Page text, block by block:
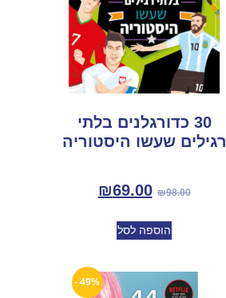
30 כדורגלנים בלתי
רגילים שעשו היסטוריה
₪98.00
₪69.00
הוספה לסל
49% -